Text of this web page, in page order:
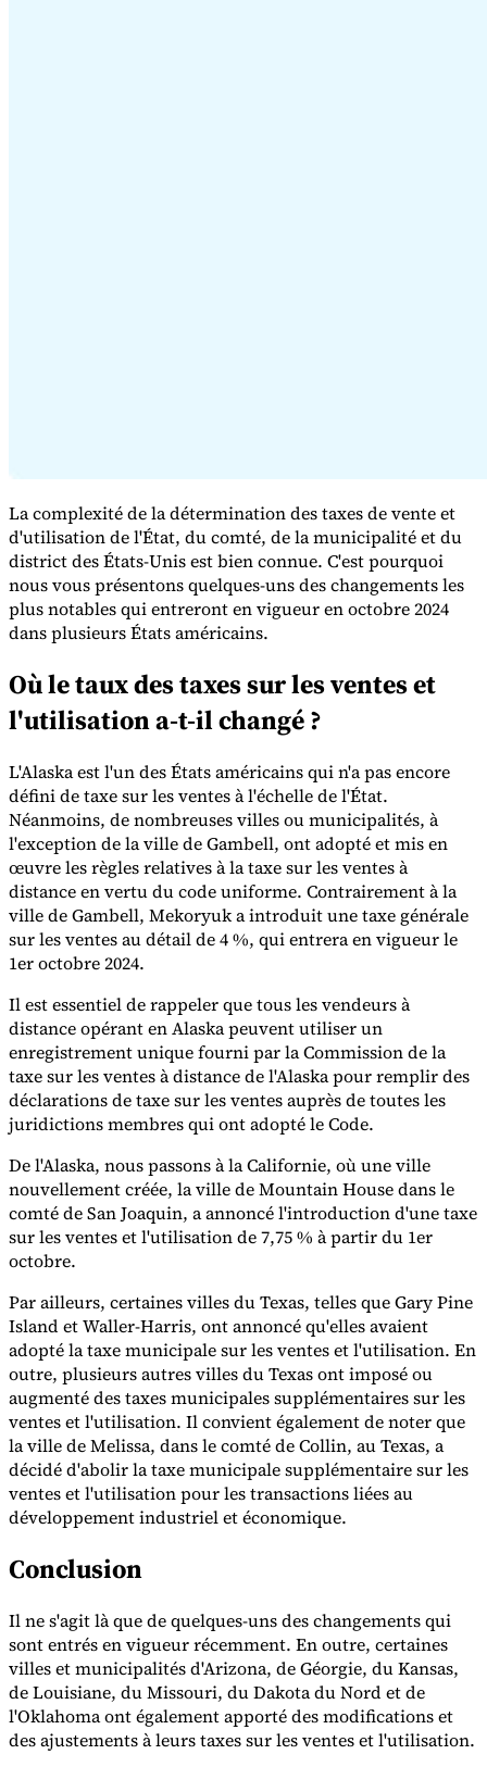
Outils
Calculateur de VATCalculateur de GST Calculateur de taxe de
vente
Vérificateur de numéro de VAT Suivi des obligations de
facturation électronique
Experts
Nos auteursDevenir contributeur Choisir un expert
La complexité de la détermination des taxes de vente et
d'utilisation de l'État, du comté, de la municipalité et du
district des États-Unis est bien connue. C'est pourquoi
nous vous présentons quelques-uns des changements les
plus notables qui entreront en vigueur en octobre 2024
dans plusieurs États américains.
Où le taux des taxes sur les ventes et
l'utilisation a-t-il changé ?
L'Alaska est l'un des États américains qui n'a pas encore
défini de taxe sur les ventes à l'échelle de l'État.
Néanmoins, de nombreuses villes ou municipalités, à
l'exception de la ville de Gambell, ont adopté et mis en
œuvre les règles relatives à la taxe sur les ventes à
distance en vertu du code uniforme. Contrairement à la
ville de Gambell, Mekoryuk a introduit une taxe générale
sur les ventes au détail de 4 %, qui entrera en vigueur le
1er octobre 2024.
Il est essentiel de rappeler que tous les vendeurs à
distance opérant en Alaska peuvent utiliser un
enregistrement unique fourni par la Commission de la
taxe sur les ventes à distance de l'Alaska pour remplir des
déclarations de taxe sur les ventes auprès de toutes les
juridictions membres qui ont adopté le Code.
De l'Alaska, nous passons à la Californie, où une ville
nouvellement créée, la ville de Mountain House dans le
comté de San Joaquin, a annoncé l'introduction d'une taxe
sur les ventes et l'utilisation de 7,75 % à partir du 1er
octobre.
Par ailleurs, certaines villes du Texas, telles que Gary Pine
Island et Waller-Harris, ont annoncé qu'elles avaient
adopté la taxe municipale sur les ventes et l'utilisation. En
outre, plusieurs autres villes du Texas ont imposé ou
augmenté des taxes municipales supplémentaires sur les
ventes et l'utilisation. Il convient également de noter que
la ville de Melissa, dans le comté de Collin, au Texas, a
décidé d'abolir la taxe municipale supplémentaire sur les
ventes et l'utilisation pour les transactions liées au
développement industriel et économique.
Conclusion
Il ne s'agit là que de quelques-uns des changements qui
sont entrés en vigueur récemment. En outre, certaines
villes et municipalités d'Arizona, de Géorgie, du Kansas,
de Louisiane, du Missouri, du Dakota du Nord et de
l'Oklahoma ont également apporté des modifications et
des ajustements à leurs taxes sur les ventes et l'utilisation.